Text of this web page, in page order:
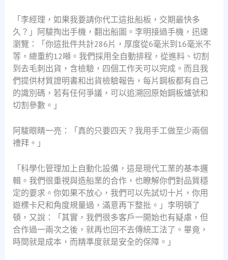
「李經理，如果我要請你代工這批船板，交期最快多
久？」阿駿掏出手機，翻出船圖。李明接過手機，迅速
瀏覽：「你這批件共計286片，厚度從6毫米到16毫米不
等，總重約12噸。我們採用全自動排程，從進料、切割
到去毛刺出貨，含檢驗，四個工作天可以完成。而且我
們提供材質證明書和出貨檢驗報告，每片鋼板都有自己
的識別碼，若有任何爭議，可以追溯回原始鋼板爐號和
切割參數。」
阿駿眼睛一亮：「真的只要四天？我用手工做至少兩個
禮拜。」
「科學化管理加上自動化設備，這是現代工業的基本邏
輯。我們很重視與造船業的合作，也瞭解你們對品質穩
定的要求。你如果不放心，我們可以先試切十片，你用
遊標卡尺和角度規量過，滿意再下整批。」李明頓了
頓，又說：「其實，我們很多客戶一開始也有疑慮，但
合作過一兩次之後，就再也回不去傳統工法了。畢竟，
時間就是成本，而精準度就是安全的保障。」